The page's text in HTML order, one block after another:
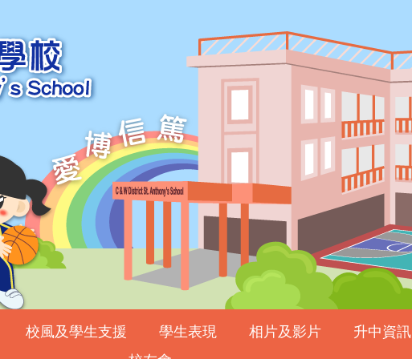
校風及學生支援 學生表現 相片及影片 升中資訊